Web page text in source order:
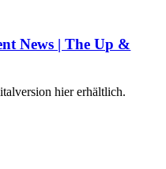
News | The Up &
hier erhältlich.